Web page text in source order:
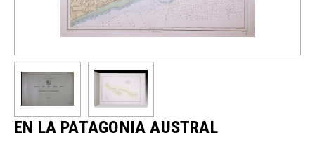
EN LA PATAGONIA AUSTRAL